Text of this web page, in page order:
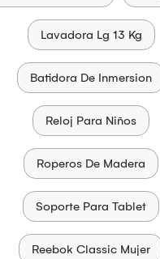
Lavadora Lg 13 Kg
Batidora De Inmersion
Reloj Para Niños
Roperos De Madera
Soporte Para Tablet
Reebok Classic Mujer